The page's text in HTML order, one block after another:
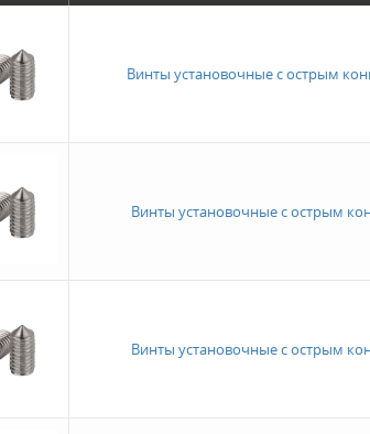
Винты установочные с острым
Винты установочные с острым
Винты установочные с острым